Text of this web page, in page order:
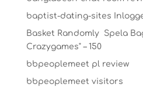
baptist-dating-sites
Basket Randomly ️ Spela
Crazygames" – 150
bbpeoplemeet pl review
bbpeoplemeet visitors